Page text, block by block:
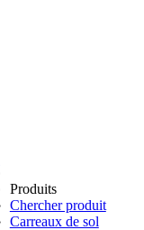
Produits
Chercher produit
Carreaux de sol